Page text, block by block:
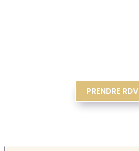
PRENDRE RDV